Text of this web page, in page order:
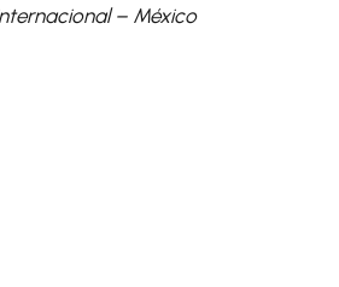
– México